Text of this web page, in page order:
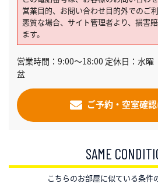
営業目的、お問い合わせ目的外でのご
悪質な場合、サイト管理者より、損害
ます。
営業時間：9:00～18:00 定休日：水
盆
ご予約・空室確
SAME
こちらのお部屋に似ている条件